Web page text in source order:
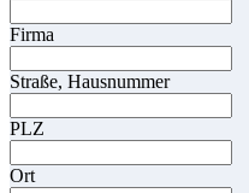
Firma
Straße, Hausnummer
PLZ
Ort